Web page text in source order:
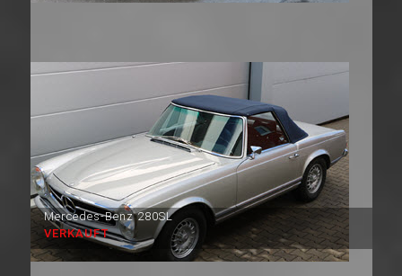
Mercedes-Benz 280SL
VERKAUFT